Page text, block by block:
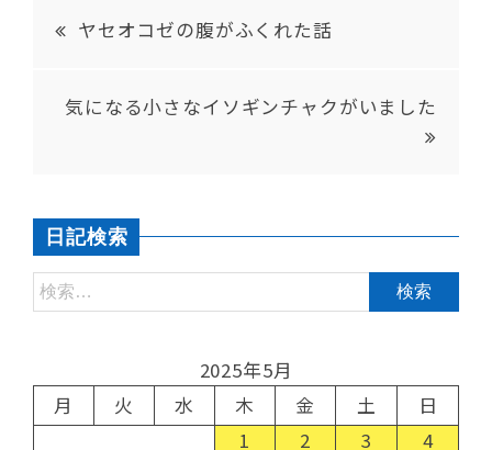
ヤセオコゼの腹がふくれた話
気になる小さなイソギンチャクがいました
日記検索
2025年5月
月
火 水 木 金 土
日
1
2 3
4